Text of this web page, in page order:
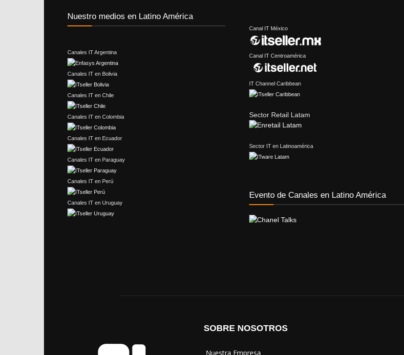
Nuestro medios en Latino América
Canales IT Argentina
Canales IT en Bolivia
Canales IT en Chile
Canales IT en Colombia
Canales IT en Ecuador
Canales IT en Paraguay
Canales IT en Perú
Canales IT en Uruguay
Canal IT México
Canal IT Centroamérica
IT Channel Caribbean
Sector Retail Latam
Sector IT en Latinoamérica
Evento de Canales en Latino América
SOBRE NOSOTROS
‎ Nuestra Empresa